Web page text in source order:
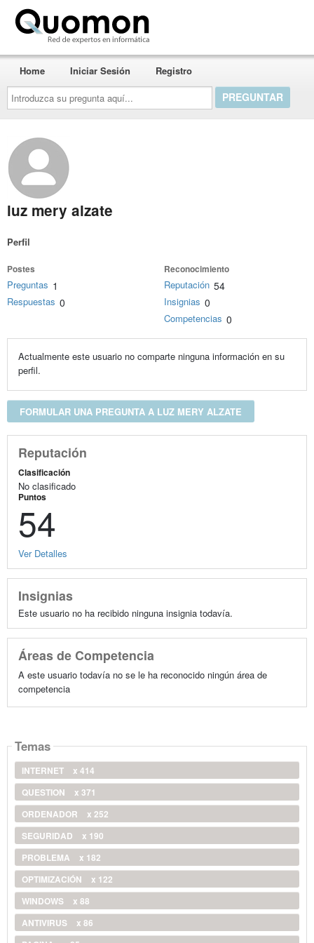
Introduzca
su
pregunta
aquí...
Home Iniciar Sesión Registro
luz mery alzate
Perfil
Postes
Preguntas 1
Respuestas 0
Reconocimiento
Reputación 54
Insignias 0
Competencias 0
Actualmente este usuario no comparte ninguna información en su
perfil.
FORMULAR UNA PREGUNTA A LUZ MERY ALZATE
Reputación
Clasificación
No clasificado
Puntos
54
Ver Detalles
Insignias
Este usuario no ha recibido ninguna insignia todavía.
Áreas de Competencia
A este usuario todavía no se le ha reconocido ningún área de
competencia
Temas
INTERNET
x 414
QUESTION
x 371
ORDENADOR
x 252
SEGURIDAD
x 190
PROBLEMA
x 182
OPTIMIZACIÓN
x 122
WINDOWS
x 88
ANTIVIRUS
x 86